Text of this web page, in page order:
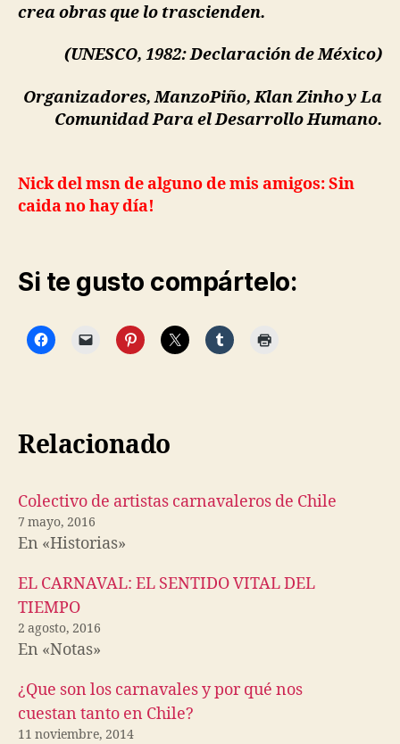
crea obras que lo trascienden.
(UNESCO, 1982:Declaración de México)
Organizadores, ManzoPiño, Klan Zinho y La
Comunidad Para el Desarrollo Humano.
Nick del msn de alguno de mis amigos: Sin
caida no hay día!
Si te gusto compártelo:
Relacionado
Colectivo de artistas carnavaleros de Chile
7 mayo, 2016
En «Historias»
EL CARNAVAL: EL SENTIDO VITAL DEL
TIEMPO
2 agosto, 2016
En «Notas»
¿Que son los carnavales y por qué nos
cuestan tanto en Chile?
11 noviembre, 2014